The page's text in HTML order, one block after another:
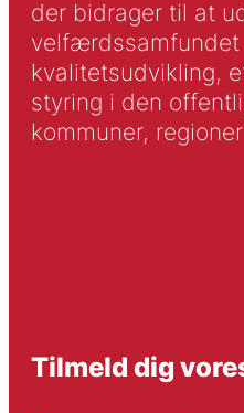
der bidrager til at
kvalitetsudvikling,
styring i den
kommuner,
Tilmeld dig